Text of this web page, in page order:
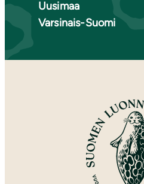
Uusimaa
Varsinais-Suomi